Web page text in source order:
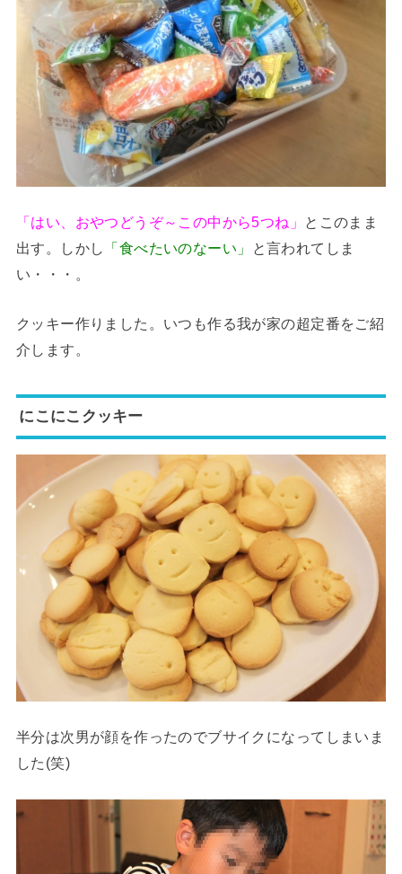
「はい、おやつどうぞ～この中から5つね」
とこのまま
出す。しかし
「食べたいのなーい」
と言われてしま
い・・・。
クッキー作りました。いつも作る我が家の超定番をご紹
介します。
にこにこクッキー
半分は次男が顔を作ったのでブサイクになってしまいま
した(笑)